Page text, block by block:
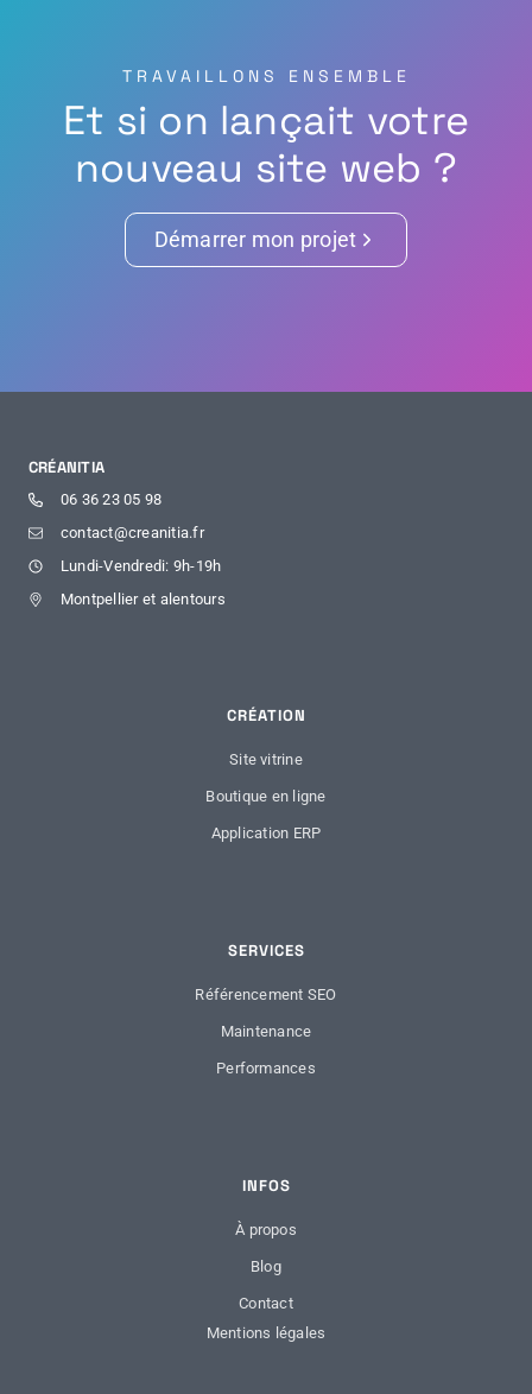
TRAVAILLONS ENSEMBLE
Et si on lançait votre
nouveau site web ?
Démarrer mon projet
CRÉANITIA
06 36 23 05 98
contact@creanitia.fr
Lundi-Vendredi: 9h-19h
Montpellier et alentours
CRÉATION
Site vitrine
Boutique en ligne
Application ERP
SERVICES
Référencement SEO
Maintenance
Performances
INFOS
À propos
Blog
Contact
Mentions légales